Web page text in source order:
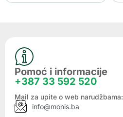
Pomoć i informacije
+387 33 592 520
Mail za upite o web narudžbama:
info@monis.ba